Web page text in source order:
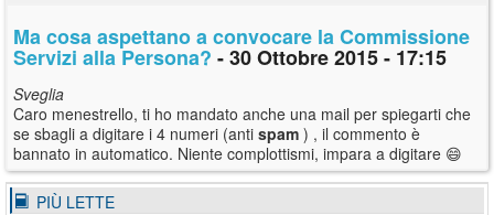
Ma cosa aspettano a convocare la Commissione
Servizi alla Persona? - 30 Ottobre 2015 - 17:15
Sveglia
Caro menestrello, ti ho mandato anche una mail per spiegarti che
se sbagli a digitare i 4 numeri (anti spam ) , il commento è
bannato in automatico. Niente complottismi, impara a digitare 😄
PIÙ LETTE